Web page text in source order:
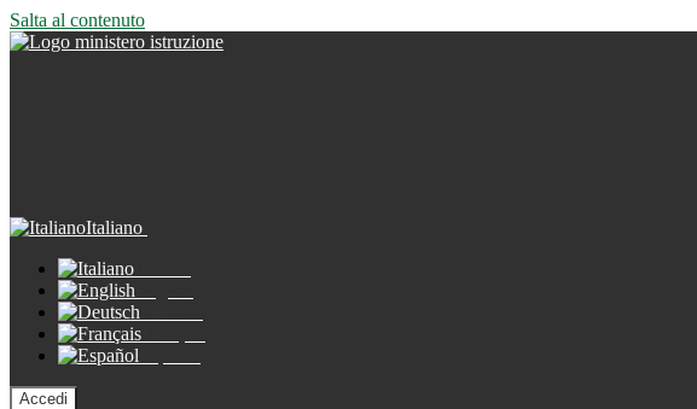
Salta al contenuto
Italiano
Accedi